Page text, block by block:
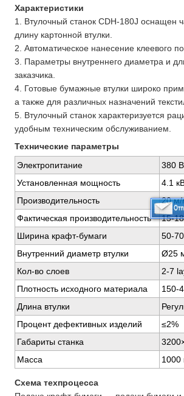
Характеристики
1. Втулочный станок CDH-180J оснащен
длину картонной втулки.
2. Автоматическое нанесение клеевого
3. Параметры внутреннего диаметра и
заказчика.
4. Готовые бумажные втулки широко
а также для различных назначений
5. Втулочный станок характеризуется
удобным техническим обслуживанием.
Технические параметры
Электропитание
380
Установленная мощность
4.1
Производительность
20 м/
Фактическая производительность
15-
Ширина крафт-бумаги
50-
Внутренний диаметр втулки
Ø25
Кол-во слоев
2-7
Плотность исходного материала
150-
Длина втулки
Процент дефективных изделий
≤2%
Габариты станка
Масса
1000
Схема техпроцесса